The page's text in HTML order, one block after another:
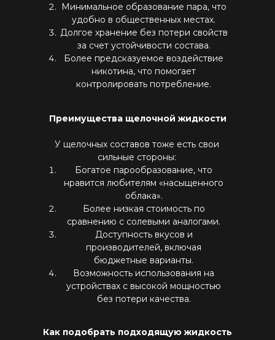
Преимущества щелочной жидкости
Как подобрать подходящую жидкость
Минимальное образование пара, что
удобно в общественных местах.
Долгое хранение без потери свойств
за счет устойчивости состава.
Более предсказуемое воздействие
никотина, что помогает
контролировать потребление.
У щелочных составов тоже есть свои
сильные стороны:
Богатое парообразование, что
нравится любителям «насыщенного
облака».
Более низкая стоимость по
сравнению с солевыми аналогами.
Доступность вкусов и
производителей, включая
бюджетные варианты.
Возможность использования на
устройствах с высокой мощностью
без потери качества.